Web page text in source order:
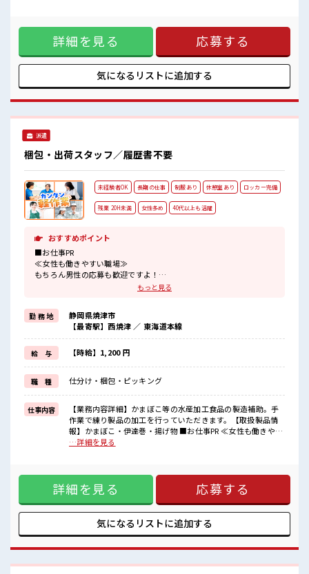
持ち物が多いあなたにもぴったり☆
ロッカー付き職場♪
制服アリ≫ 制服があるので、 毎日の服装の悩み解消♪ ≪初め
ての仕事だけど自分にもできそう≫ 新しいことにチャレンジ
するのは不安だけど、 しっかり働く環境が整っています！ イ
チからスキルUP・ステップUP目指していきましょう！ ≪
様々なお仕事をご提案≫ 一人で悩まず気軽に相談できる、 派
遣のお仕事です！ ■職場の雰囲気 明るすぎたり奇抜過ぎなけ
♪ 持ち物が多いあなたにもぴったり☆ ロッカー付き職場♪
詳細を見る 応募する
気になるリストに追加する
派遣
梱包・出荷スタッフ／履歴書不要
未経験者OK 長期の仕事 制服あり 休憩室あり ロッカー完備
残業 20H未満 女性多め 40代以上も活躍
おすすめポイント
■お仕事PR
≪女性も働きやすい職場≫
もちろん男性の応募も歓迎ですよ！
ほどよく稼げます♪
≪ラクラク制服アリ≫
制服があるので、
毎日の服装の悩み解消♪
≪未経験の方も大カンゲイ≫
新しいことにチャレンジするのは不安だけど、
しっかり働く環境が整っています！
イチからスキルUP・ステップUP目指していきましょう！
≪自分に合った期間で働ける≫
福利厚生が整った派遣のお仕事です！
■職場の雰囲気
女性が多い職場ですが男女は問いません！
時間があれば昼寝もしちゃおう！
程よく残業あり！
もっと見る
勤 務 地
静岡県焼津市
【最寄駅】西焼津 ／ 東海道本線
給 与 【時給】1,200 円
職 種 仕分け・梱包・ピッキング
仕事内容
【業務内容詳細】かまぼこ等の水産加工食品の製造補助。手
作業で練り製品の加工を行っていただきます。【取扱製品情
報】かまぼこ・伊達巻・揚げ物 ■お仕事PR ≪女性も働きやす
い職場≫ もちろん男性の応募も歓迎ですよ！ ≪適度な残業で
♪ ≪未経験の方も大カンゲイ≫ 新しいことにチャレンジする
のは不安だけど、 しっかり働く環境が整っています！ イチか
らスキルUP・ステップUP目指していきましょう！ ≪自分に
合った期間で働ける≫ 福利厚生が整った派遣のお仕事です！
■職場の雰囲気 女性が多い職場ですが男女は問いません！ 応
募お待ちしております！ 休憩室で楽しくランチ♪ 時間があれ
…詳細を見る
詳細を見る 応募する
気になるリストに追加する